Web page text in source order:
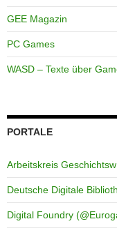
GEE Magazin
PC Games
WASD – Texte über
PORTALE
Arbeitskreis
Deutsche Digitale
Digital Foundry